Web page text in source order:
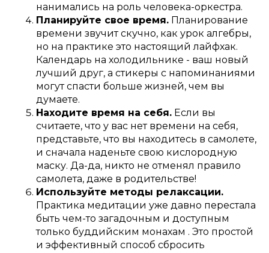
нанимались на роль человека-оркестра.
Планируйте свое время. Планирование
времени звучит скучно, как урок алгебры,
но на практике это настоящий лайфхак.
Календарь на холодильнике - ваш новый
лучший друг, а стикеры с напоминаниями
могут спасти больше жизней, чем вы
думаете.
Находите время на себя. Если вы
считаете, что у вас нет времени на себя,
представьте, что вы находитесь в самолете,
и сначала наденьте свою кислородную
маску. Да-да, никто не отменял правило
самолета, даже в родительстве!
Используйте методы релаксации.
Практика медитации уже давно перестала
быть чем-то загадочным и доступным
только буддийским монахам . Это простой
и эффективный способ сбросить